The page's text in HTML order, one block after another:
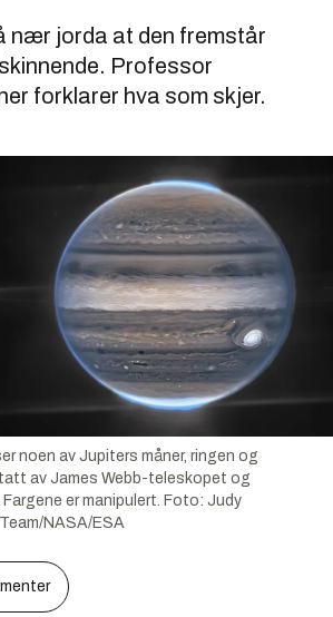
nær jorda at den fremstår
Professor
forklarer hva som skjer.
noen av Jupiters måner, ringen og
av James Webb-teleskopet og
er manipulert. Foto: Judy
NASA/ESA